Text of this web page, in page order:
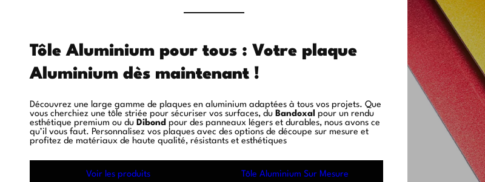
Tôle Aluminium pour tous : Votre plaque
Aluminium dès maintenant !
Découvrez une large gamme de plaques en aluminium adaptées à tous vos projets. Que
vous cherchiez une tôle striée pour sécuriser vos surfaces, du Bandoxal pour un rendu
esthétique premium ou du Dibond pour des panneaux légers et durables, nous avons ce
qu’il vous faut. Personnalisez vos plaques avec des options de découpe sur mesure et
profitez de matériaux de haute qualité, résistants et esthétiques
Voir les produits Tôle Aluminium Sur Mesure